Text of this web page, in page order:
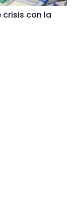
con la